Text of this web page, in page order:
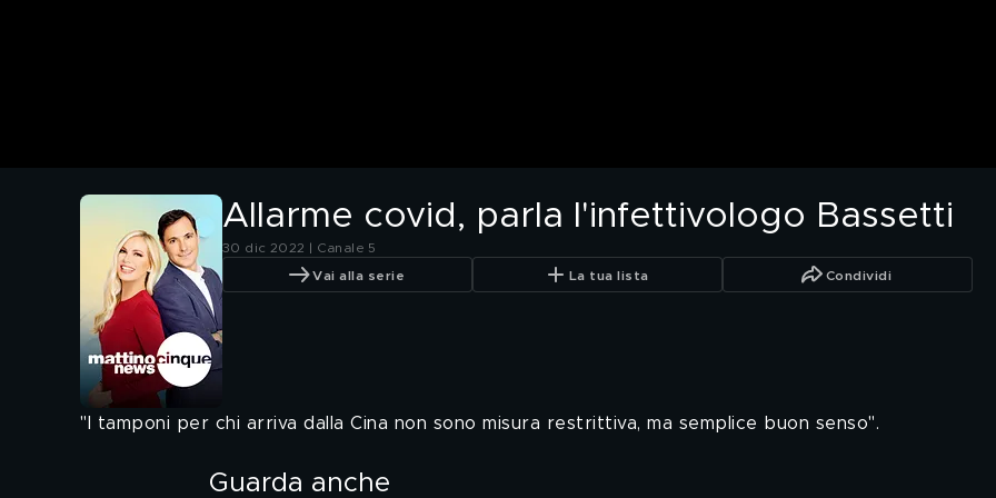
Allarme covid, parla l'infettivologo Bassetti
30 dic 2022 | Canale 5
Vai alla serie La tua lista Condividi
"I tamponi per chi arriva dalla Cina non sono misura restrittiva, ma semplice buon senso".
Guarda anche